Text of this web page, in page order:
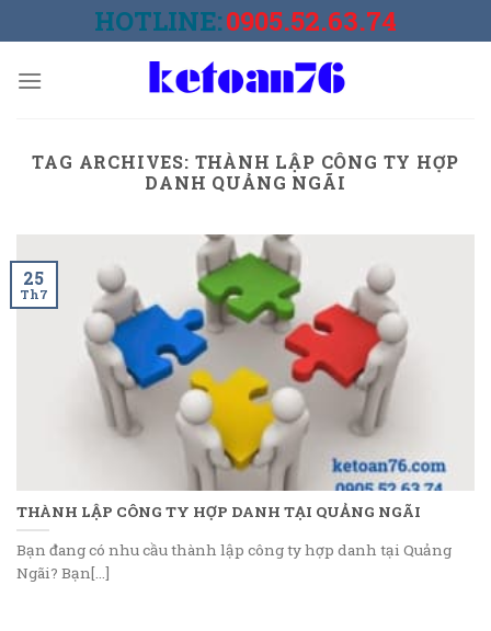
to
HOTLINE:0905.52.63.74
TAG ARCHIVES: THÀNH LẬP CÔNG TY HỢP
DANH QUẢNG NGÃI
THÀNH LẬP CÔNG TY HỢP DANH TẠI QUẢNG NGÃI
Bạn đang có nhu cầu thành lập công ty hợp danh tại Quảng
Ngãi? Bạn[...]
25
Th7